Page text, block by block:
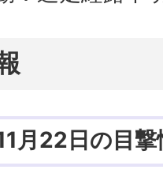
月22日の目撃